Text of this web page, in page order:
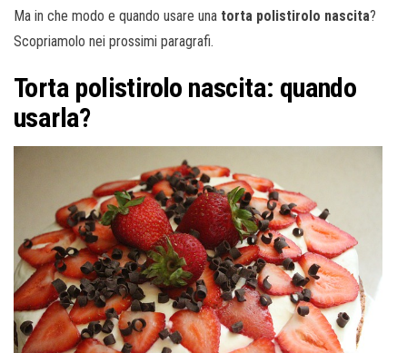
Ma in che modo e quando usare una torta polistirolo nascita?
Scopriamolo nei prossimi paragrafi.
Torta polistirolo nascita: quando
usarla?